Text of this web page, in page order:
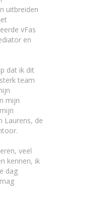
uitbreiden
vFas
en
dat ik dit
team
mijn
Laurens, de
veel
kennen, ik
dag